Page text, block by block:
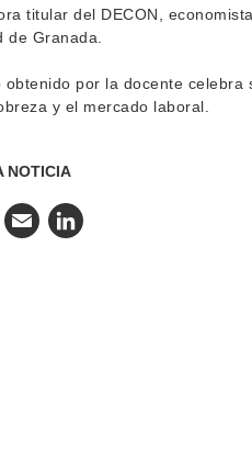
titular del DECON,
de Granada.
obtenido por la docente
y el mercado laboral.
NOTICIA
WhatsApp
Email